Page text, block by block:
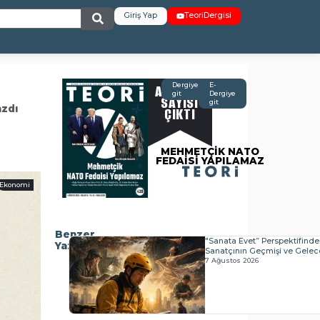
Giriş Yap TeoriDergisi
Ekonomi
AĞUSTOS
SAYISI
ÇIKTI
MEHMETÇİK NATO
FEDAİSİ YAPILAMAZ
Dergiye
git
E-
Dergiye
git
Benzer
Yazılar
"Sanata Evet”
Sanatçının Geçmişi ve
7 Ağustos 2026